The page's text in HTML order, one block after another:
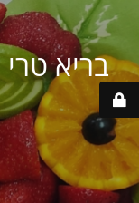
בריא